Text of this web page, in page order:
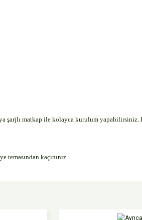
şarjlı matkap ile kolayca kurulum
kaçınınız.